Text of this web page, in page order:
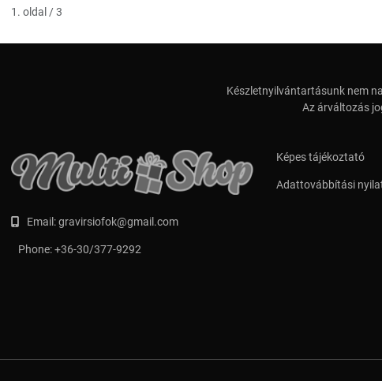
1. oldal / 3
Készletnyilvántartásunk nem
Az árváltozás
Email:gravirsiofok@gmail.com
Phone:+36-30/377-9292
Képes tájékoztató
Adattovábbítási